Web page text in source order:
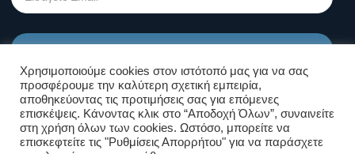
Όροι Χρήσης Σελίδας & Πολιτική
Απορρήτου
Χρησιμοποιούμε cookies στον ιστότοπό μας για να σας
προσφέρουμε την καλύτερη σχετική εμπειρία,
αποθηκεύοντας τις προτιμήσεις σας για επόμενες
επισκέψεις. Κάνοντας κλικ στο “Αποδοχή Όλων”, συναινείτε
στη χρήση όλων των cookies. Ωστόσο, μπορείτε να
επισκεφτείτε τις "Ρυθμίσεις Απορρήτου" για να παράσχετε